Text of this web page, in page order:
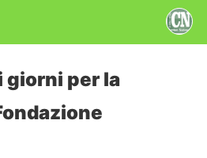
giorni per la